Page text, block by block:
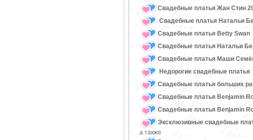
Свадебные платья Жан Стин
Свадебные платья Натальи
Свадебные платья Betty Swan
Свадебные платья Натальи
Свадебные платья Маши
Недорогие свадебные платья
Свадебные платья больших
Свадебные платья Benjamin
Свадебные платья Benjamin
Эксклюзивные свадебные
а также